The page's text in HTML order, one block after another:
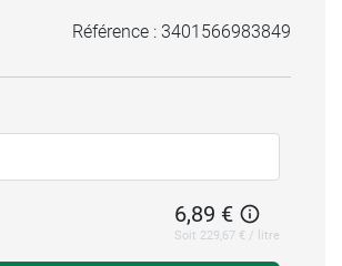
Référence : 3401566983849
6,89 €
Soit 229,67 € / litre